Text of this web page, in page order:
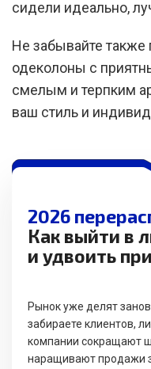
сидели идеально,
Не забывайте также
одеколоны с
смелым и терпким
ваш стиль и
2026
Как выйти в
и удвоить
Рынок уже делят
забираете клиентов,
компании сокращают
наращивают продажи